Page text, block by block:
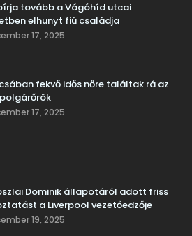
tovább a Vágóhíd utcai
elhunyt fiú családja
17, 2025
fekvő idős nőre találtak rá az
17, 2025
Dominik állapotáról adott friss
a Liverpool vezetőedzője
19, 2025